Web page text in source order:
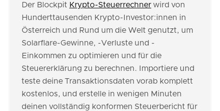
Der Blockpit Krypto-Steuerrechner wird von
Hunderttausenden Krypto-Investor:innen in
Österreich und Rund um die Welt genutzt, um
Solarflare-Gewinne, -Verluste und -
Einkommen zu optimieren und für die
Steuererklärung zu berechnen. Importiere und
teste deine Transaktionsdaten vorab komplett
kostenlos, und erstelle in wenigen Minuten
deinen vollständig konformen Steuerbericht für